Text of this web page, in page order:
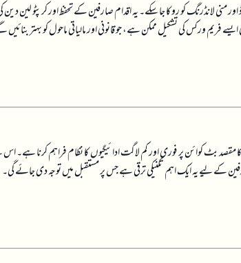
منی لانڈرنگ کو روکا جا سکے۔ یہ اقدام صارفین کے تحفظ اور کرپٹو لین دین
ورکس کی تشکیل ممکن ہے، جو قانونی اور مالیاتی ماحول کو بہتر
کے لیے 7.5 ملین ڈالر کی فنڈنگ حاصل کی ہے، جس کا مقصد بٹ کوائن پر فوری اور کم لاگت ادائیگیوں کا نظام فراہم کرنا
کے لیے یہ ایک اہم تکنیکی ترقی ہے جس پر مستقبل میں توجہ دی جائے گی۔